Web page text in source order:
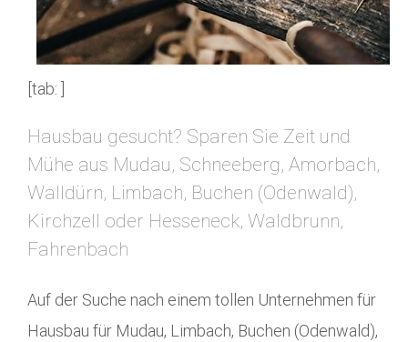
[tab: ]
Hausbau gesucht? Sparen Sie Zeit und
Mühe aus Mudau, Schneeberg, Amorbach,
Walldürn, Limbach, Buchen (Odenwald),
Kirchzell oder Hesseneck, Waldbrunn,
Fahrenbach
Auf der Suche nach einem tollen Unternehmen für
Hausbau für Mudau, Limbach, Buchen (Odenwald),